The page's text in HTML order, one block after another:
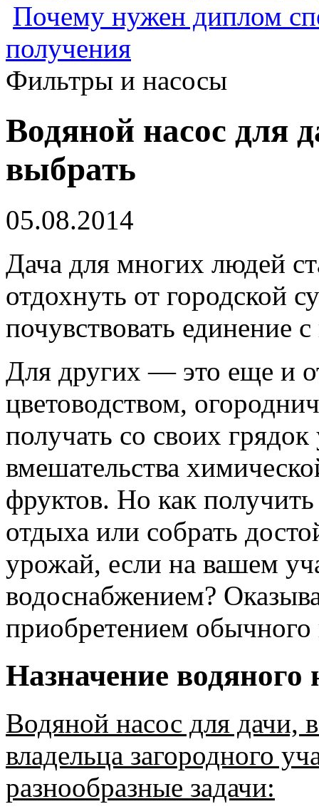
Почему нужен диплом
получения
Фильтры и насосы
Водяной насос для
выбрать
05.08.2014
Дача для многих людей
отдохнуть от городской
почувствовать единение
Для других — это еще и
цветоводством,
получать со своих
вмешательства
фруктов. Но как
отдыха или собрать
урожай, если на вашем
водоснабжением?
приобретением обычного
Назначение водяного
Водяной насос для дачи,
владельца загородного
разнообразные задачи: